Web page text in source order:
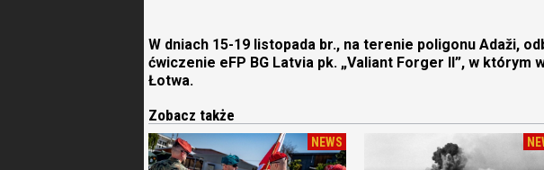
W dniach 15-19 listopada br., na terenie poligonu Adaži,
ćwiczenie eFP BG Latvia pk. „Valiant Forger II”, w którym
Łotwa.
Zobacz także
NEWS